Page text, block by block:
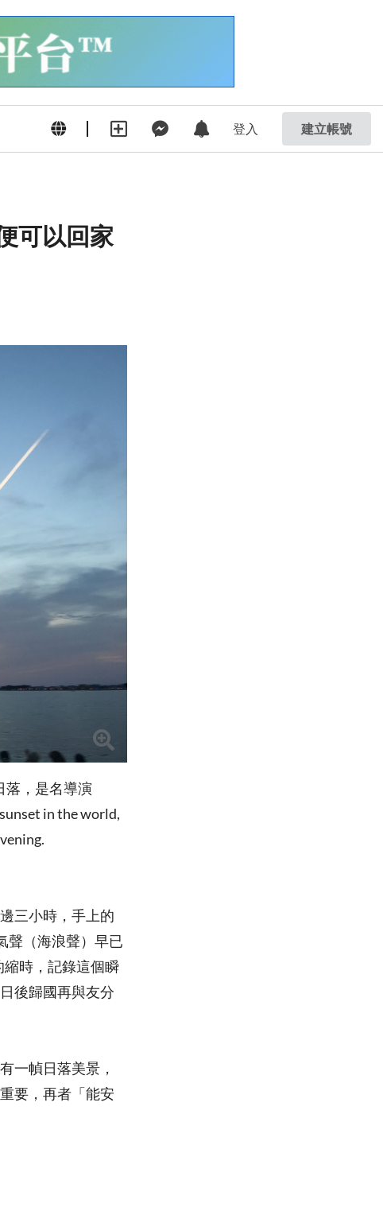
登入 建立帳號
可以回家
落，是名導演
in the world,
三小時，手上的
聲（海浪聲）早已
時，記錄這個瞬
後歸國再與友分
一幀日落美景，
要，再者「能安